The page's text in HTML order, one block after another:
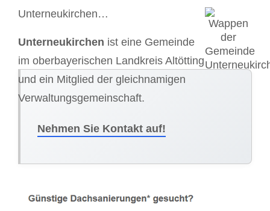
Unterneukirchen…
Unterneukirchen ist eine Gemeinde
im oberbayerischen Landkreis Altötting
und ein Mitglied der gleichnamigen
Verwaltungsgemeinschaft.
Nehmen Sie Kontakt auf!